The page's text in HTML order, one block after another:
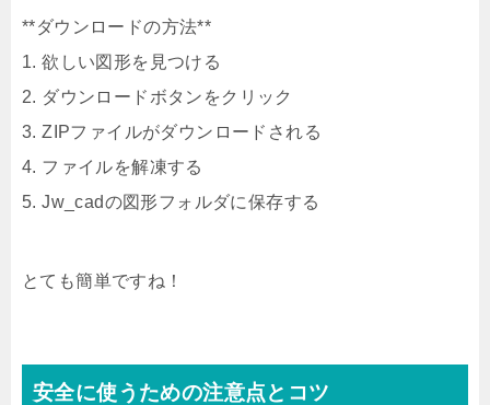
**ダウンロードの方法**
1. 欲しい図形を見つける
2. ダウンロードボタンをクリック
3. ZIPファイルがダウンロードされる
4. ファイルを解凍する
5. Jw_cadの図形フォルダに保存する
とても簡単ですね！
安全に使うための注意点とコツ